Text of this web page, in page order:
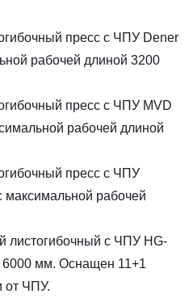
пресс с ЧПУ Dener
рабочей длиной 3200
пресс с ЧПУ MVD
рабочей длиной
пресс с ЧПУ
максимальной рабочей
листогибочный с ЧПУ HG-
6000 мм. Оснащен 11+1
от ЧПУ.